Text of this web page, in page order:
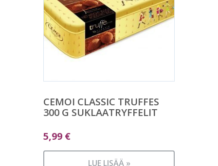
CEMOI CLASSIC TRUFFES
300 G SUKLAATRYFFELIT
5,99 €
LUE LISÄÄ »